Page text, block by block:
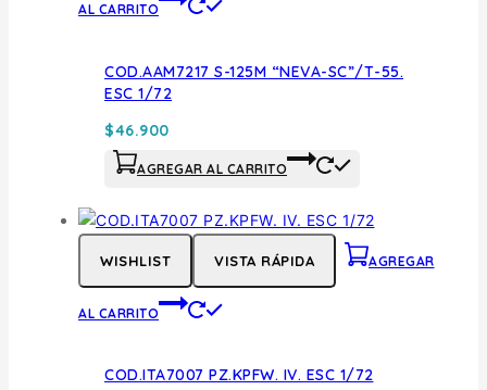
AL CARRITO
COD.AAM7217 S-125M “NEVA-SC”/T-55.
ESC 1/72
$46.900
AGREGAR AL CARRITO
WISHLIST VISTA RÁPIDA AGREGAR
AL CARRITO
COD.ITA7007 PZ.KPFW. IV. ESC 1/72